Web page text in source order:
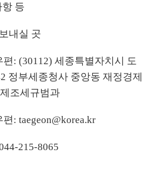
등
내실 곳
편: (30112) 세종특별자치시 도
정부세종청사 중앙동 재정경제
조세규범과
: taegeon@korea.kr
215-8065